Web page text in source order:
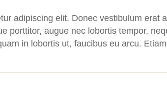
adipiscing elit. Donec vestibulum erat
porttitor, augue nec lobortis tempor,
in lobortis ut, faucibus eu arcu.